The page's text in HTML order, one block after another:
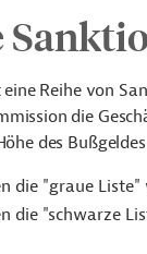
eine Reihe von
die
des
die "graue
die "schwarze